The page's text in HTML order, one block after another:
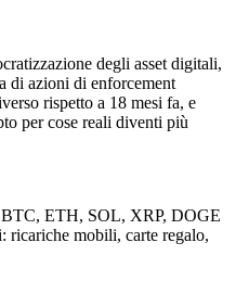
degli asset digitali,
di azioni di enforcement
rispetto a 18 mesi fa, e
per cose reali diventi più
BTC, ETH, SOL, XRP, DOGE
ricariche mobili, carte regalo,